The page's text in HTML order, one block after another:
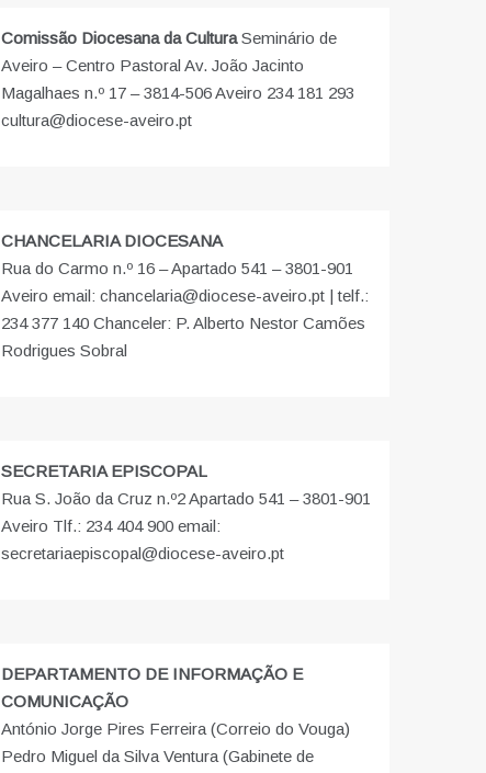
Comissão Diocesana da CulturaSeminário de
Aveiro – Centro Pastoral Av. João Jacinto
Magalhaes n.º 17 – 3814-506 Aveiro 234 181 293
cultura@diocese-aveiro.pt
CHANCELARIA DIOCESANA
Rua do Carmo n.º 16 – Apartado 541 – 3801-901
Aveiro email: chancelaria@diocese-aveiro.pt | telf.:
234 377 140 Chanceler: P. Alberto Nestor Camões
Rodrigues Sobral
SECRETARIA EPISCOPAL
Rua S. João da Cruz n.º2 Apartado 541 – 3801-901
Aveiro Tlf.: 234 404 900 email:
secretariaepiscopal@diocese-aveiro.pt
DEPARTAMENTO DE INFORMAÇÃO E
COMUNICAÇÃO
António Jorge Pires Ferreira (Correio do Vouga)
Pedro Miguel da Silva Ventura (Gabinete de